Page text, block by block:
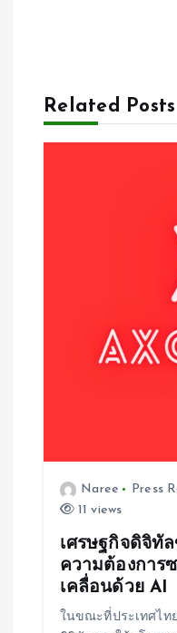
gRelated Posts
Naree Press
11 views
เศรษฐกิจดิจิทัล
ความต้องการ
เคลื่อนด้วย AI
ในขณะที่ประเทศไท